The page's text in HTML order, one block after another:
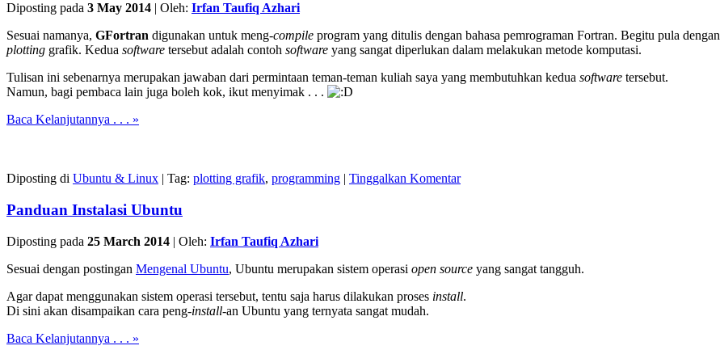
Diposting pada 3 May 2014 | Oleh: Irfan Taufiq Azhari
Sesuai namanya, GFortran digunakan untuk meng-compile program yang ditulis dengan bahasa pemrograman Fortran. Begitu pula dengan
plotting grafik. Kedua software tersebut adalah contoh software yang sangat diperlukan dalam melakukan metode komputasi.
Tulisan ini sebenarnya merupakan jawaban dari permintaan teman-teman kuliah saya yang membutuhkan kedua software tersebut.
Namun, bagi pembaca lain juga boleh kok, ikut menyimak . . .
Baca Kelanjutannya . . . »
Diposting di Ubuntu & Linux | Tag: plotting grafik, programming | Tinggalkan Komentar
Panduan Instalasi Ubuntu
Diposting pada 25 March 2014 | Oleh: Irfan Taufiq Azhari
Sesuai dengan postingan Mengenal Ubuntu, Ubuntu merupakan sistem operasi open source yang sangat tangguh.
Agar dapat menggunakan sistem operasi tersebut, tentu saja harus dilakukan proses install.
Di sini akan disampaikan cara peng-install-an Ubuntu yang ternyata sangat mudah.
Baca Kelanjutannya . . . »